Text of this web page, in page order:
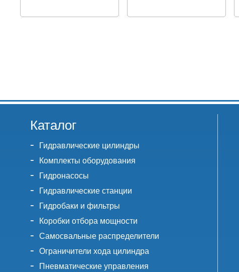
Каталог
Гидравлические цилиндры
Комплекты оборудования
Гидронасосы
Гидравлические станции
Гидробаки и фильтры
Коробки отбора мощности
Самосвальные распределители
Ограничители хода цилиндра
Пневматические управления